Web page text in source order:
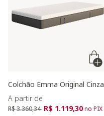
Colchão Emma Original Cinza
A partir de
Preço reduzido de
R$ 3.360,34 para
R$ 1.119,30no PIX